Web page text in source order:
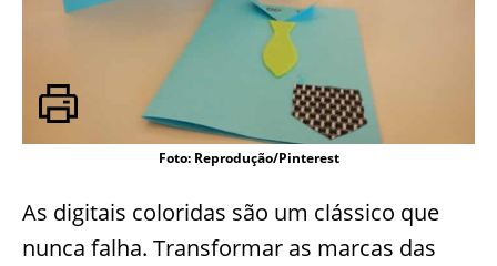
Foto: Reprodução/Pinterest
As digitais coloridas são um clássico que
nunca falha. Transformar as marcas das